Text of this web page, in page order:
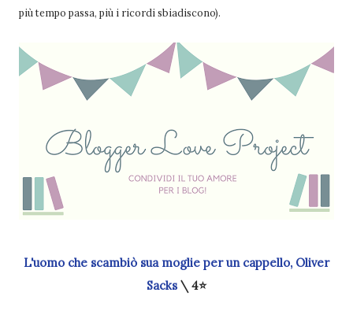
più tempo passa, più i ricordi sbiadiscono).
L'uomo che scambiò sua moglie per un cappello, Oliver
Sacks \ 4⭐